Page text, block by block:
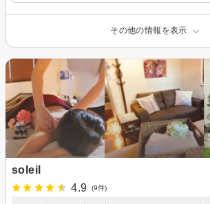
その他の情報を表示
soleil
4.9
(9件)